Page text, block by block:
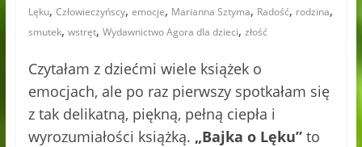
Lęku, Człowieczyńscy, emocje, Marianna Sztyma, Radość, rodzina,
smutek, wstręt, Wydawnictwo Agora dla dzieci, złość
Czytałam z dziećmi wiele książek o
emocjach, ale po raz pierwszy spotkałam się
z tak delikatną, piękną, pełną ciepła i
wyrozumiałości książką. „Bajka o Lęku”to